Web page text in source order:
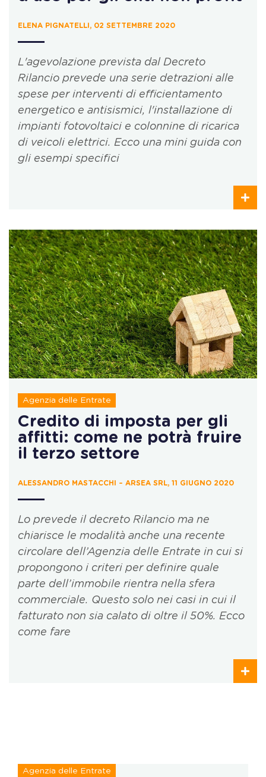
ELENA PIGNATELLI, 02 SETTEMBRE 2020
L'agevolazione prevista dal Decreto
Rilancio prevede una serie detrazioni alle
spese per interventi di efficientamento
energetico e antisismici, l'installazione di
impianti fotovoltaici e colonnine di ricarica
di veicoli elettrici. Ecco una mini guida con
gli esempi specifici
Agenzia delle Entrate
Credito di imposta per gli
affitti: come ne potrà fruire
il terzo settore
ALESSANDRO MASTACCHI – ARSEA SRL, 11 GIUGNO 2020
Lo prevede il decreto Rilancio ma ne
chiarisce le modalità anche una recente
circolare dell’Agenzia delle Entrate in cui si
propongono i criteri per definire quale
parte dell’immobile rientra nella sfera
commerciale. Questo solo nei casi in cui il
fatturato non sia calato di oltre il 50%. Ecco
come fare
Agenzia delle Entrate